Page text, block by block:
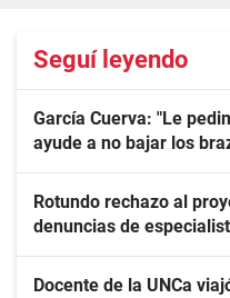
Seguí leyendo
García Cuerva: "Le
ayude a no bajar los
Rotundo rechazo al
denuncias de
Docente de la UNCa